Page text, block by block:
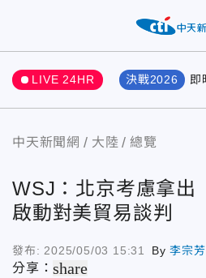
LIVE 24HR 決戰2026 即
中天新聞網 大陸 總覽
WSJ：北京考慮拿出
啟動對美貿易談判
發布: 2025/05/03 15:31 By李宗芳
分享：share